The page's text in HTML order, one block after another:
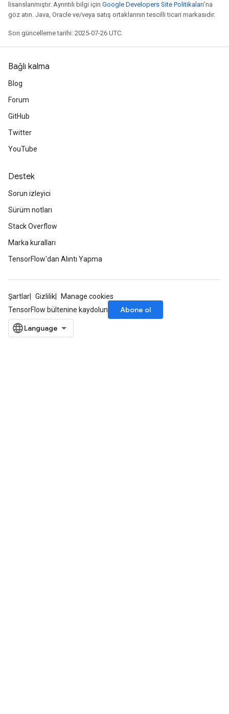
lisanslanmıştır. Ayrıntılı bilgi için Google Developers Site Politikaları'na
göz atın. Java, Oracle ve/veya satış ortaklarının tescilli ticari markasıdır.
Son güncelleme tarihi: 2025-07-26 UTC.
Bağlı kalma
Blog
Forum
GitHub
Twitter
YouTube
Destek
Sorun izleyici
Sürüm notları
Stack Overflow
Marka kuralları
TensorFlow'dan Alıntı Yapma
Şartlar Gizlilik
Manage cookies
TensorFlow bültenine kaydolun
Abone ol